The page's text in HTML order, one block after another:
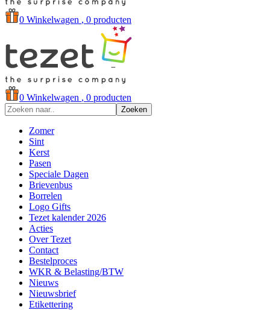
0 Winkelwagen , 0 producten
0 Winkelwagen , 0 producten
Zoeken
Zomer
Sint
Kerst
Pasen
Speciale Dagen
Brievenbus
Borrelen
Logo Gifts
Tezet kalender 2026
Acties
Over Tezet
Contact
Bestelproces
WKR & Belasting/BTW
Nieuws
Nieuwsbrief
Etikettering